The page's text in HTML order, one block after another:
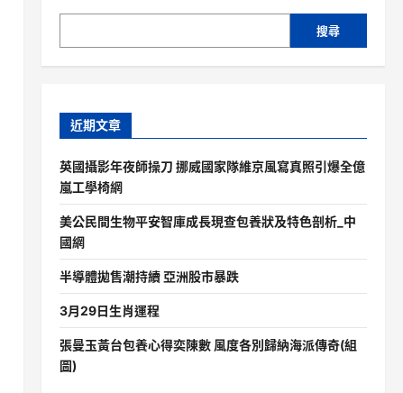
搜尋
近期文章
英國攝影年夜師操刀 挪威國家隊維京風寫真照引爆全億
嵐工學椅網
美公民間生物平安智庫成長現查包養狀及特色剖析_中
國網
半導體拋售潮持續 亞洲股市暴跌
3月29日生肖運程
張曼玉黃台包養心得奕陳數 風度各別歸納海派傳奇(組
圖)